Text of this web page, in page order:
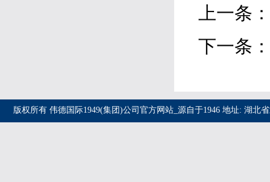
上一条：
下一条：
版权所有 伟德国际1949(集团)公司官方网站_源自于1946 地址: 湖北